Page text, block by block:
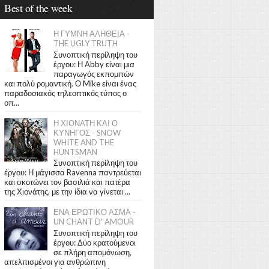
Best of the week
Η ΓΥΜΝΗ ΑΛΗΘΕΙΑ -
THE UGLY TRUTH
Συνοπτική περίληψη του
έργου: Η Abby είναι μια
παραγωγός εκπομπών
και πολύ ρομαντική. Ο Mike είναι ένας
παραδοσιακός τηλεοπτικός τύπος ο
οπ...
Η ΧΙΟΝΑΤΗ ΚΑΙ Ο
ΚΥΝΗΓΟΣ - SNOW
WHITE AND THE
HUNTSMAN
Συνοπτική περίληψη του
έργου: Η μάγισσα Ravenna παντρεύεται
και σκοτώνει τον βασιλιά και πατέρα
της Χιονάτης, με την ίδια να γίνεται ...
ΕΝΑ ΕΡΩΤΙΚΟ ΑΣΜΑ -
UN CHANT D' AMOUR
Συνοπτική περίληψη του
έργου: Δύο κρατούμενοι
σε πλήρη απομόνωση,
απελπισμένοι για ανθρώπινη